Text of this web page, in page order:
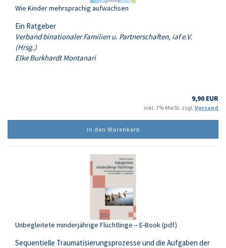
Wie Kinder mehrsprachig aufwachsen
Ein Ratgeber
Verband binationaler Familien u. Partnerschaften, iaf e.V.
(Hrsg.)
Elke Burkhardt Montanari
9,90 EUR
inkl. 7% MwSt. zzgl. Versand
In den Warenkorb
Unbegleitete minderjährige Flüchtlinge – E-Book (pdf)
Sequentielle Traumatisierungsprozesse und die Aufgaben der